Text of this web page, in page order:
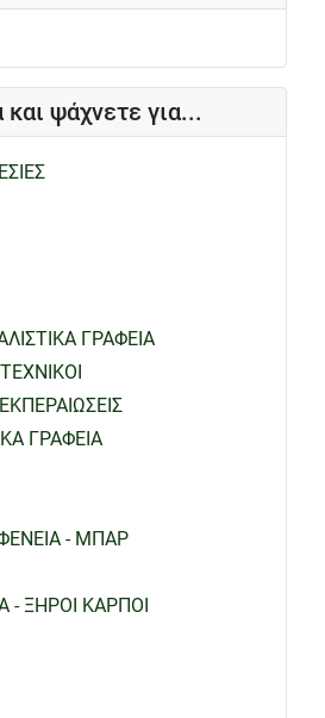
και ψάχνετε για...
ΓΡΑΦΕΙΑ
ΓΡΑΦΕΙΑ
- ΜΠΑΡ
- ΞΗΡΟΙ ΚΑΡΠΟΙ